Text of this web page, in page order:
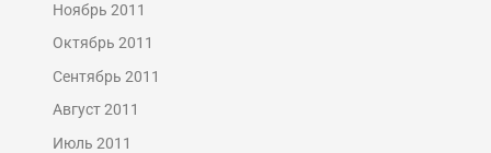
Ноябрь 2011
Октябрь 2011
Сентябрь 2011
Август 2011
Июль 2011